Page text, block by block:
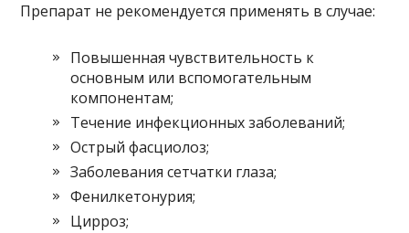
Препарат не рекомендуется применять в случае:
Повышенная чувствительность к
основным или вспомогательным
компонентам;
Течение инфекционных заболеваний;
Острый фасциолоз;
Заболевания сетчатки глаза;
Фенилкетонурия;
Цирроз;